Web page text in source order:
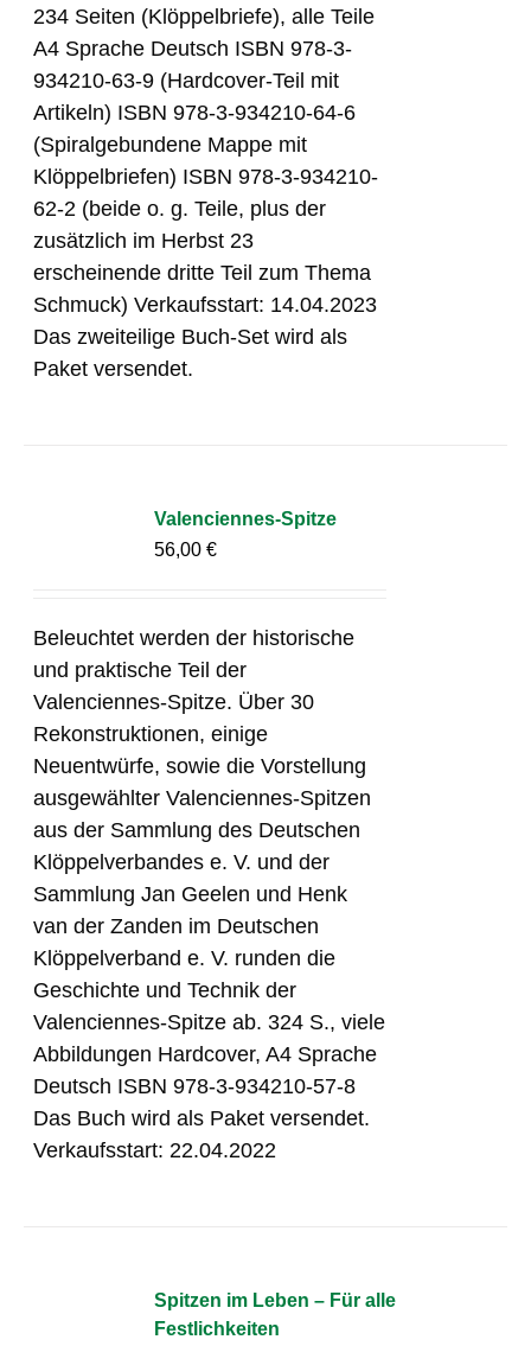
234 Seiten (Klöppelbriefe), alle Teile
A4 Sprache Deutsch ISBN 978-3-
934210-63-9 (Hardcover-Teil mit
Artikeln) ISBN 978-3-934210-64-6
(Spiralgebundene Mappe mit
Klöppelbriefen) ISBN 978-3-934210-
62-2 (beide o. g. Teile, plus der
zusätzlich im Herbst 23
erscheinende dritte Teil zum Thema
Schmuck) Verkaufsstart: 14.04.2023
Das zweiteilige Buch-Set wird als
Paket versendet.
Valenciennes-Spitze
56,00€
Beleuchtet werden der historische
und praktische Teil der
Valenciennes-Spitze. Über 30
Rekonstruktionen, einige
Neuentwürfe, sowie die Vorstellung
ausgewählter Valenciennes-Spitzen
aus der Sammlung des Deutschen
Klöppelverbandes e. V. und der
Sammlung Jan Geelen und Henk
van der Zanden im Deutschen
Klöppelverband e. V. runden die
Geschichte und Technik der
Valenciennes-Spitze ab. 324 S., viele
Abbildungen Hardcover, A4 Sprache
Deutsch ISBN 978-3-934210-57-8
Das Buch wird als Paket versendet.
Verkaufsstart: 22.04.2022
Spitzen im Leben – Für alle
Festlichkeiten